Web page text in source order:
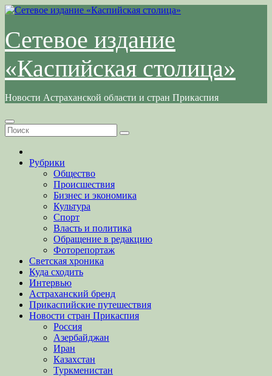
Перейти
содержимому
Сетевое издание
«Каспийская столица»
Новости Астраханской области и стран Прикаспия
Рубрики
Общество
Происшествия
Бизнес и экономика
Культура
Спорт
Власть и политика
Обращение в редакцию
Фоторепортаж
Светская хроника
Куда сходить
Интервью
Астраханский бренд
Прикаспийские путешествия
Новости стран Прикаспия
Россия
Азербайджан
Иран
Казахстан
Туркменистан